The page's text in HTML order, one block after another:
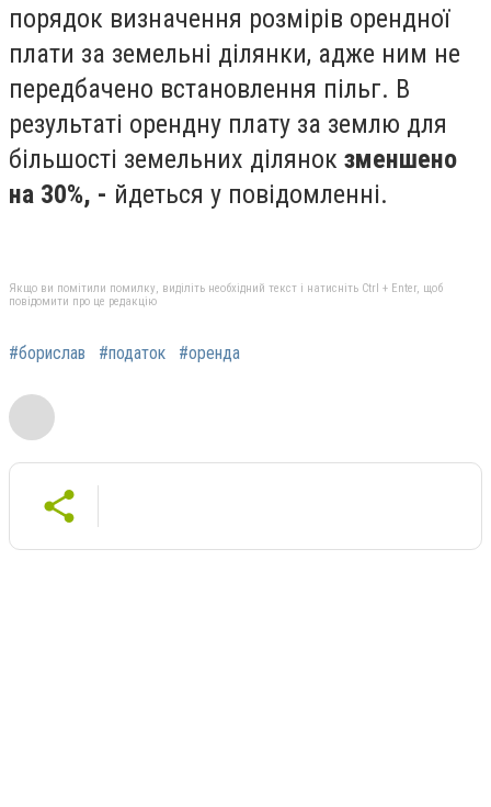
порядок визначення розмірів орендної
плати за земельні ділянки, адже ним не
передбачено встановлення пільг. В
результаті орендну плату за землю для
більшості земельних ділянок зменшено
на 30%, - йдеться у повідомленні.
Якщо ви помітили помилку, виділіть необхідний текст і натисніть Ctrl + Enter, щоб
повідомити про це редакцію
#борислав #податок #оренда